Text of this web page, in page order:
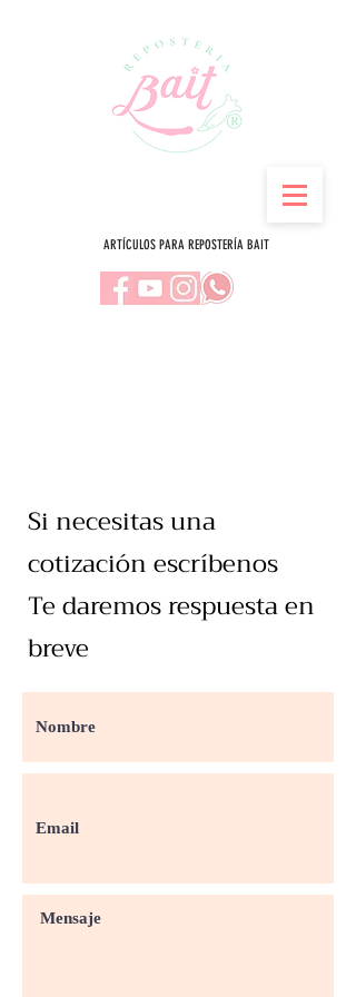
ARTÍCULOS PARA REPOSTERÍA BAIT
Si necesitas una
cotización escríbenos
Te daremos respuesta en
breve